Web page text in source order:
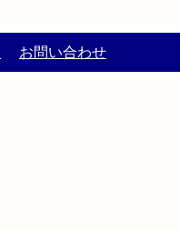
お問い合わせ